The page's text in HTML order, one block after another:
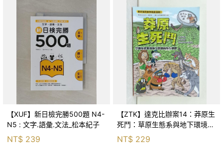
【XUF】新日檢完勝500題 N4-
N5 : 文字.語彙.文法_松本紀子
NT$ 239
【ZTK】達克比辦案14：莽原生
死鬥：草原生態系與地下環境的
生存適應_柯智元
NT$ 229